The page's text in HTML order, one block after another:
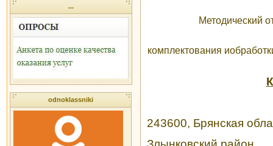
...
odnoklassniki
Методический
комплектования
243600, Брянская